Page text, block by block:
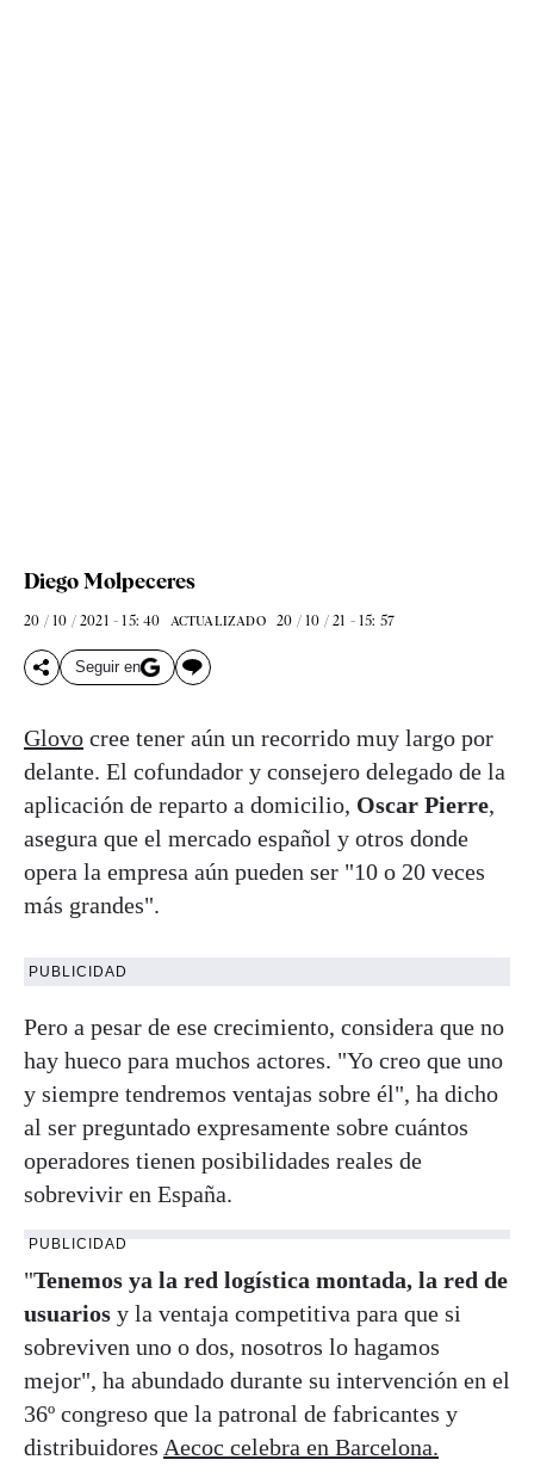
Diego Molpeceres
20 / 10 / 2021 - 15: 40 ACTUALIZADO 20 / 10 / 21 - 15: 57
Seguir en
Glovo cree tener aún un recorrido muy largo por
delante. El cofundador y consejero delegado de la
aplicación de reparto a domicilio, Oscar Pierre,
asegura que el mercado español y otros donde
opera la empresa aún pueden ser "10 o 20 veces
más grandes".
PUBLICIDAD
Pero a pesar de ese crecimiento, considera que no
hay hueco para muchos actores. "Yo creo que uno
y siempre tendremos ventajas sobre él", ha dicho
al ser preguntado expresamente sobre cuántos
operadores tienen posibilidades reales de
sobrevivir en España.
PUBLICIDAD
"Tenemos ya la red logística montada, la red de
usuarios y la ventaja competitiva para que si
sobreviven uno o dos, nosotros lo hagamos
mejor", ha abundado durante su intervención en el
36º congreso que la patronal de fabricantes y
distribuidores Aecoc celebra en Barcelona.